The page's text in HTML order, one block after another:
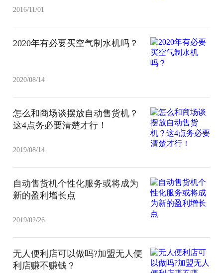
2016/11/01
2020年有必要买空气制水机吗？
2020/08/14
怎么和商场谈摆放自动售货机？
这4点务必要清楚才行！
2019/08/14
自动售货机个性化服务或将成为
新的盈利增长点
2019/02/26
无人便利店可以做吗?加盟无人便
利店赚不赚钱？